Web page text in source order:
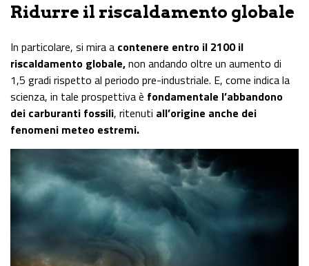
Ridurre il riscaldamento globale
In particolare, si mira a contenere entro il 2100 il
riscaldamento globale,non andando oltre un aumento di
1,5 gradi rispetto al periodo pre-industriale. E, come indica la
scienza, in tale prospettiva è fondamentale l’abbandono
dei carburanti fossili, ritenuti all’origine anche dei
fenomeni meteo estremi.